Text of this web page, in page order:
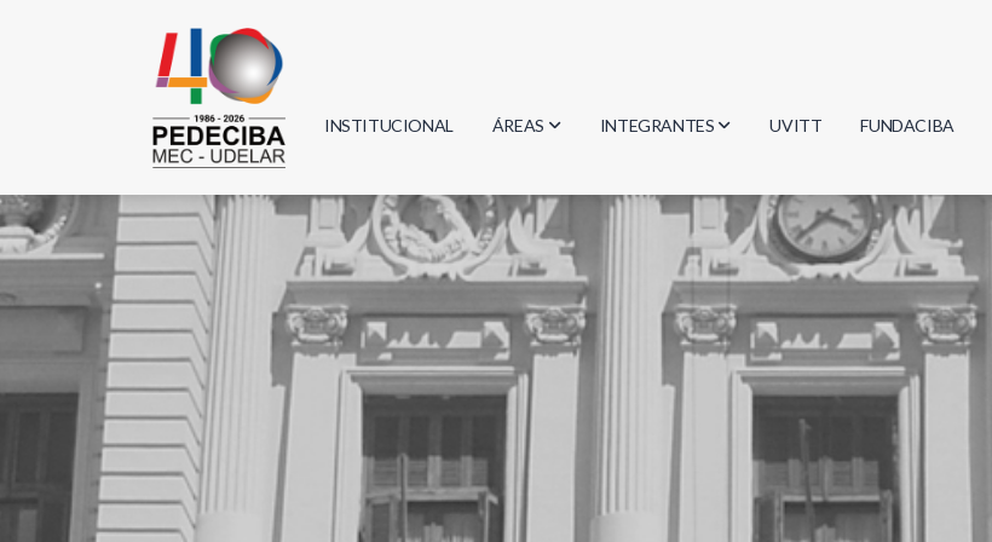
INSTITUCIONAL ÁREAS
Biología
Física
Geociencias
Informática
Matemática
INTEGRANTES
Investigadores
Estudiantes
Egresados
UVITT FUNDACIBA